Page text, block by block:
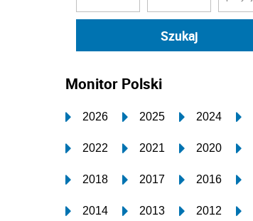
Monitor Polski
2026 2025 2024
2022 2021 2020
2018 2017 2016
2014 2013 2012